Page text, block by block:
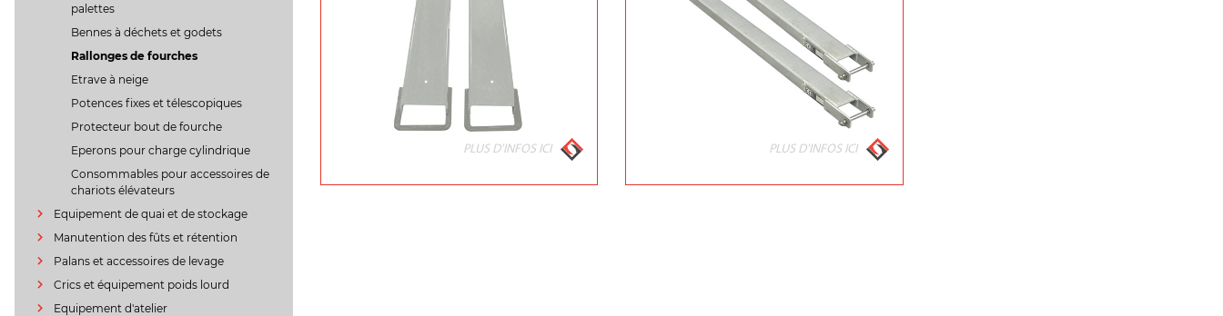
palettes
Bennes à déchets et godets
Rallonges de fourches
Etrave à neige
Potences fixes et télescopiques
Protecteur bout de fourche
Eperons pour charge cylindrique
Consommables pour accessoires de
chariots élévateurs
Equipement de quai et de stockage
Manutention des fûts et rétention
Palans et accessoires de levage
Crics et équipement poids lourd
Equipement d'atelier
PLUS D'INFOS ICI PLUS D'INFOS ICI